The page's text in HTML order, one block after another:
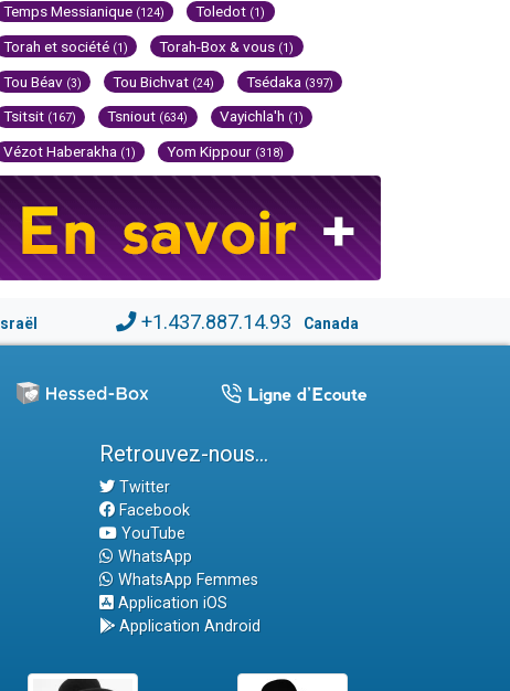
Temps Messianique (124) Toledot (1)
Torah et société (1) Torah-Box & vous (1)
Tou Béav (3) Tou Bichvat (24) Tsédaka (397)
Tsitsit (167) Tsniout (634) Vayichla'h (1)
Vézot Haberakha (1) Yom Kippour (318)
Israël +1.437.887.14.93 Canada
Retrouvez-nous...
Twitter
Facebook
YouTube
WhatsApp
WhatsApp Femmes
Application iOS
Application Android